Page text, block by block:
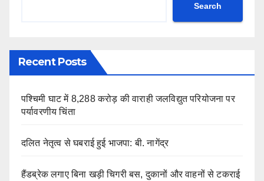
Search
Recent Posts
पश्चिमी घाट में 8,288 करोड़ की वाराही जलविद्युत परियोजना पर
पर्यावरणीय चिंता
दलित नेतृत्व से घबराई हुई भाजपा: बी. नागेंद्र
हैंडब्रेक लगाए बिना खड़ी चिगरी बस, दुकानों और वाहनों से टकराई